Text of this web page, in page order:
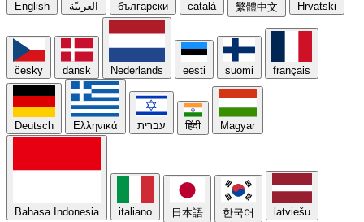
English العربيّة български català 繁體中文 Hrvatski
česky dansk Nederlands eesti suomi français
Deutsch Ελληνικά עברית हिंदी Magyar
Bahasa Indonesia italiano 日本語 한국어 latviešu